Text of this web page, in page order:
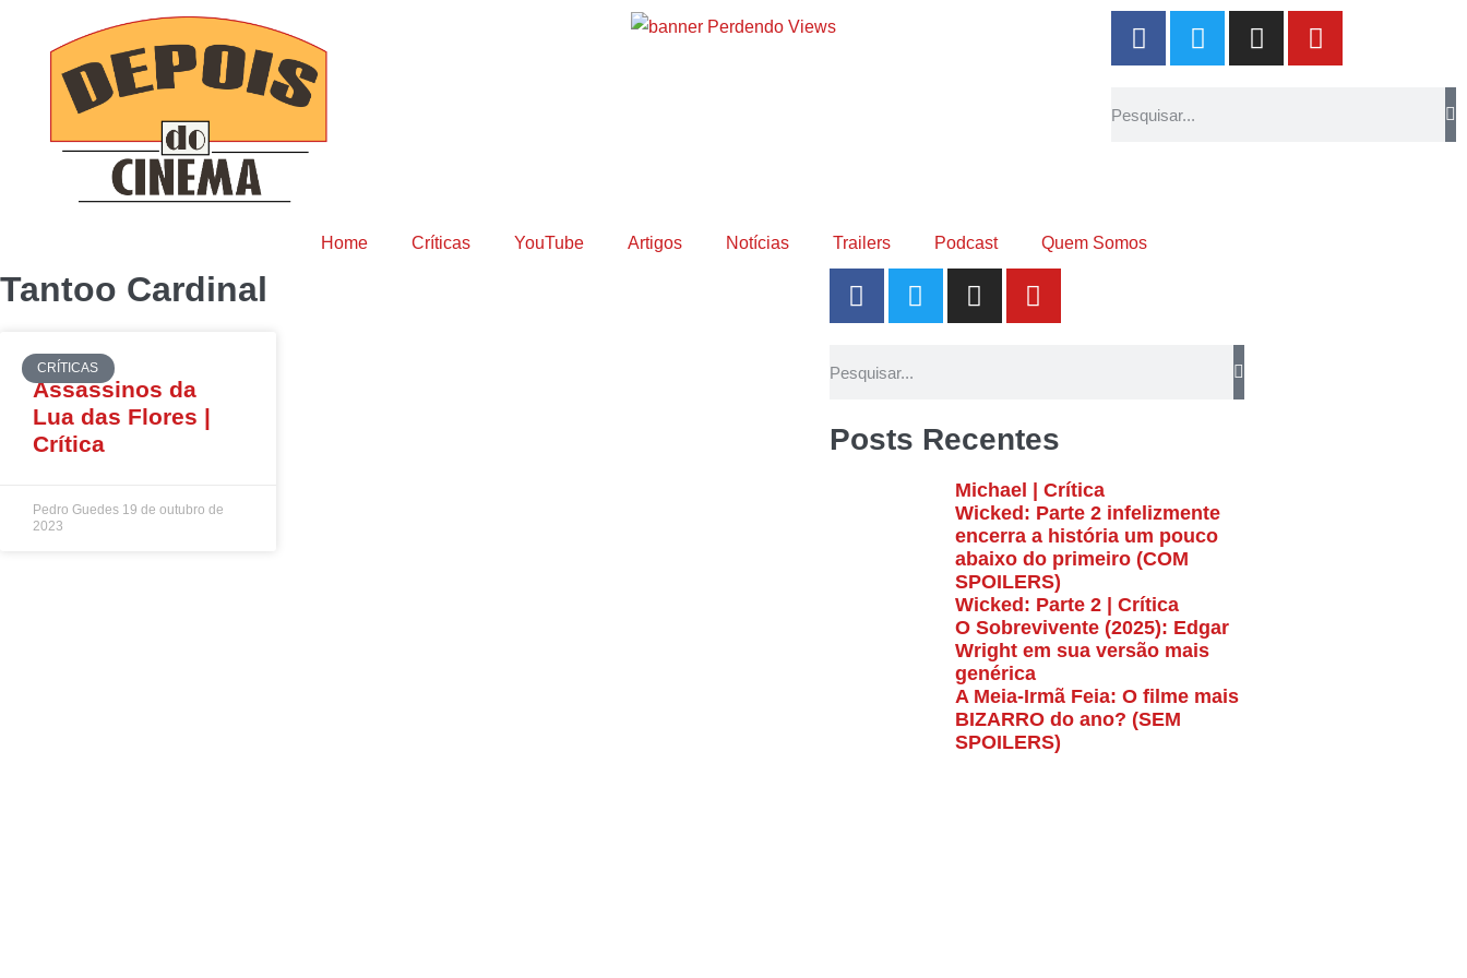
Home Críticas YouTube Artigos Notícias Trailers Podcast Quem Somos
Tantoo Cardinal
CRÍTICAS
Assassinos da
Lua das Flores |
Crítica
Pedro Guedes 19 de outubro de
2023
Posts Recentes
Michael | Crítica
Wicked: Parte 2 infelizmente
encerra a história um pouco
abaixo do primeiro (COM
SPOILERS)
Wicked: Parte 2 | Crítica
O Sobrevivente (2025): Edgar
Wright em sua versão mais
genérica
A Meia-Irmã Feia: O filme mais
BIZARRO do ano? (SEM
SPOILERS)